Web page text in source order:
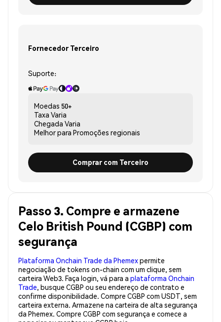
Fornecedor Terceiro
Suporte:
Moedas 50+
Taxa Varia
Chegada Varia
Melhor para Promoções regionais
Comprar com Terceiro
Passo 3. Compre e armazene
Celo British Pound (CGBP) com
segurança
Plataforma Onchain Trade da Phemexpermite
negociação de tokens on-chain com um clique, sem
carteira Web3. Faça login, vá para a plataforma Onchain
Trade, busque CGBP ou seu endereço de contrato e
confirme disponibilidade. Compre CGBP com USDT, sem
carteira externa. Armazene na carteira de alta segurança
da Phemex. Compre CGBP com segurança e comece a